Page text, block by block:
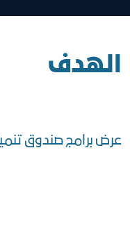
الهدف
عرض برامج صندوق